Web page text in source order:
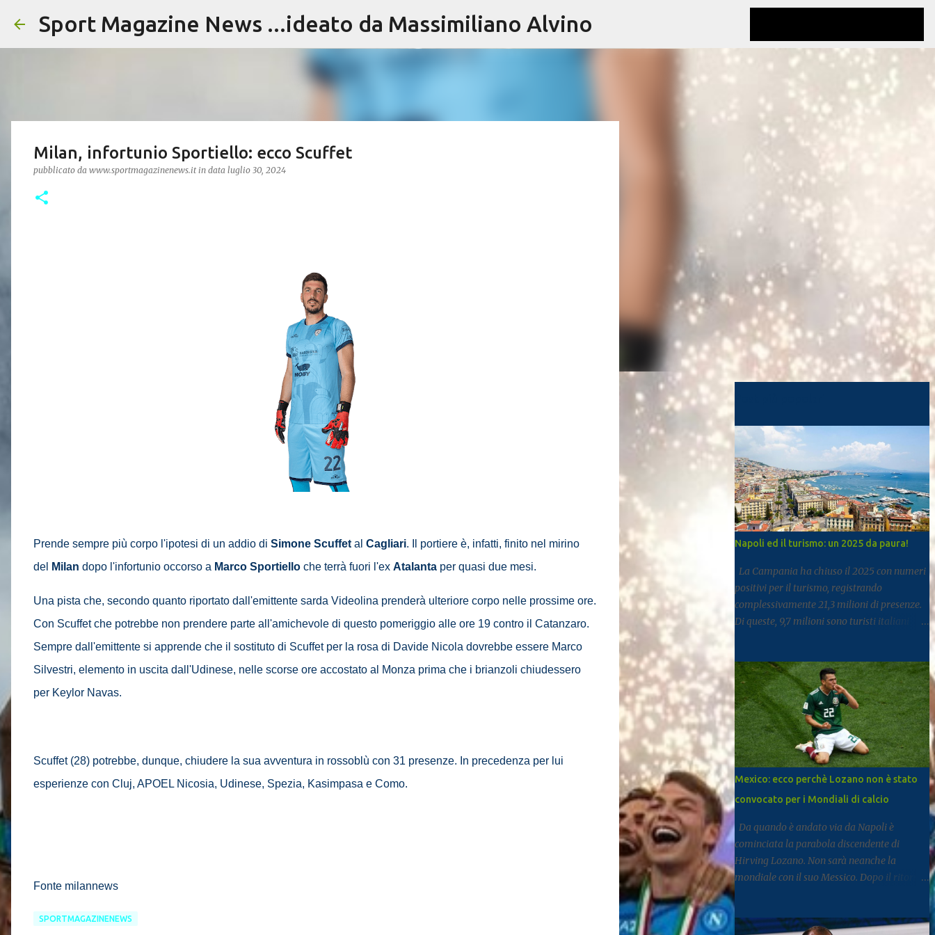
Passa ai contenuti principali
Sport Magazine News ...ideato da Massimiliano Alvino
Milan, infortunio Sportiello: ecco Scuffet
pubblicato da www.sportmagazinenews.it in data luglio 30, 2024
Prende sempre più corpo l'ipotesi di un addio di Simone Scuffet al Cagliari. Il portiere è, infatti, finito nel mirino
del
Milan dopo l'infortunio occorso a Marco Sportiello che terrà fuori l'ex Atalanta per quasi due mesi.
Una pista che, secondo quanto riportato dall'emittente sarda Videolina prenderà ulteriore corpo nelle prossime ore.
Con Scuffet che potrebbe non prendere parte all'amichevole di questo pomeriggio alle ore 19 contro il Catanzaro.
Sempre dall'emittente si apprende che il sostituto di Scuffet per la rosa di Davide Nicola dovrebbe essere Marco
Silvestri, elemento in uscita dall'Udinese, nelle scorse ore accostato al Monza prima che i brianzoli chiudessero
per Keylor Navas.
Scuffet (28) potrebbe, dunque, chiudere la sua avventura in rossoblù con 31 presenze. In precedenza per lui
esperienze con Cluj, APOEL Nicosia, Udinese, Spezia, Kasimpasa e Como.
Fonte milannews
SPORTMAGAZINENEWS
Napoli ed il turismo: un 2025 da paura!
La Campania ha chiuso il 2025 con numeri
positivi per il turismo, registrando
complessivamente 21,3 milioni di presenze.
Di queste, 9,7 milioni sono turisti italiani
3,3%, segnale di un settore che continua a
rafforzarsi e ad attirare visitatori da tutto il
mondo. I dati arrivano dal report dell’Istat
dedicato al turismo, pubblicato come di
consueto con alcuni mesi di ritardo ma utile
per fotografare l’andamento complessivo
del comparto nella regione. Napoli e
Sorrento trainano il settore: Tra le principali
destinazioni spicca Napoli, che con 3,8
milioni di presenze si posiziona al
dodicesimo posto tra le mete turistiche
italiane, risultando la città con il miglior
risultato nel Mezzogiorno. Subito dopo si
anche per alcuni dati particolari. Circa il
Mexico: ecco perchè Lozano non è stato
convocato per i Mondiali di calcio
Da quando è andato via da Napoli è
cominciata la parabola discendente di
Hirving Lozano. Non sarà neanche la
mondiale con il suo Messico. Dopo il ritorno
Diego dal gennaio 2025, Lozano ha firmato